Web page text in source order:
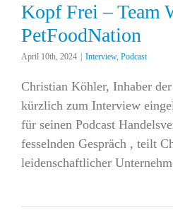
Kopf Frei – Team
PetFoodNation
April 10th, 2024 Interview, Podcast
Christian Köhler, Inhaber
kürzlich zum Interview
für seinen Podcast
fesselnden Gespräch , teilt
leidenschaftlicher